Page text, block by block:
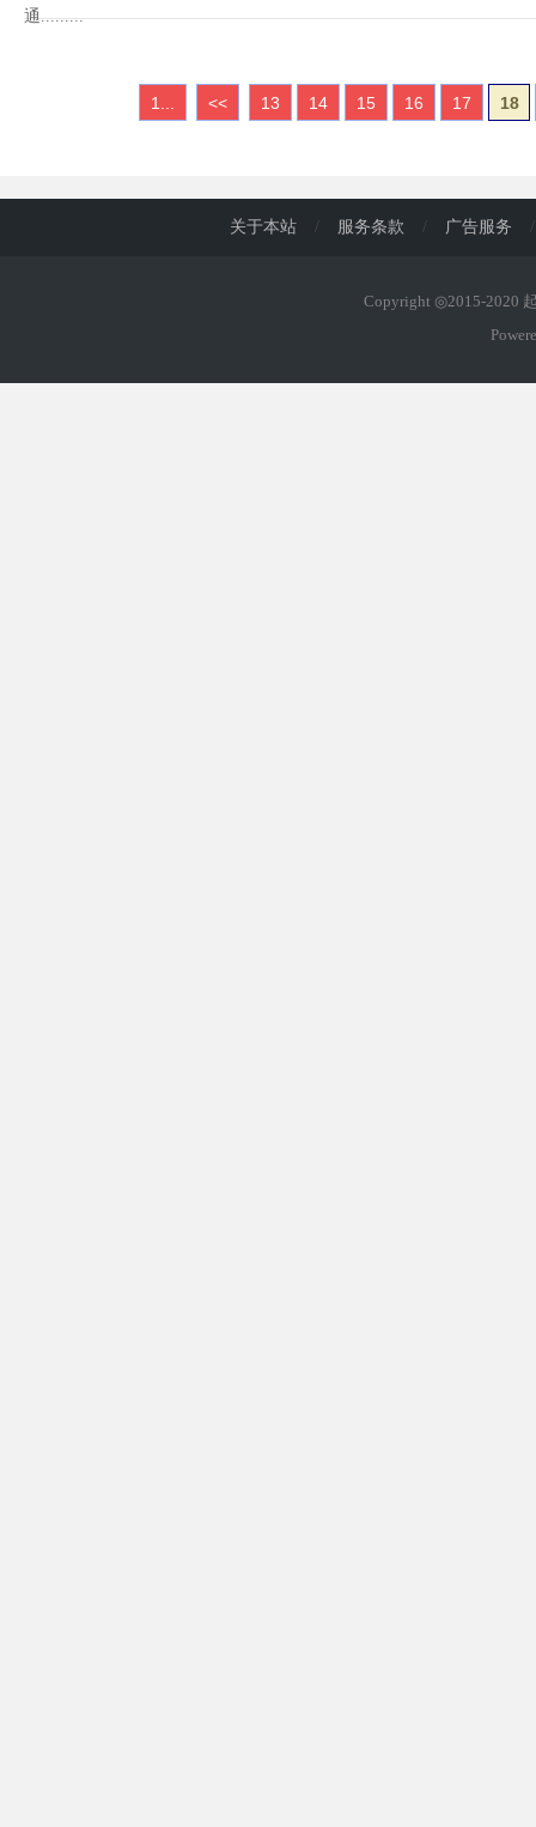
通.........
1... << 13 14 15 16 17 18
关于本站 / 服务条款 / 广告服务 /
Copyright ◎2015-2020